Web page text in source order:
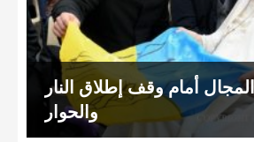
المجال أمام وقف إطلاق النار
والحوار